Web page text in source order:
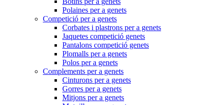
Polaines per a genets
Competició per a genets
Corbates i plastrons per a genets
Jaquetes competició genets
Pantalons competició genets
Plomalls per a genets
Polos per a genets
Complements per a genets
Cinturons per a genets
Gorres per a genets
Mitjons per a genets